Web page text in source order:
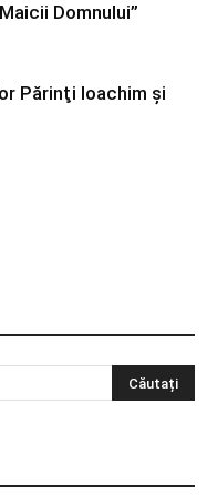
Domnului”
Părinţi Ioachim şi